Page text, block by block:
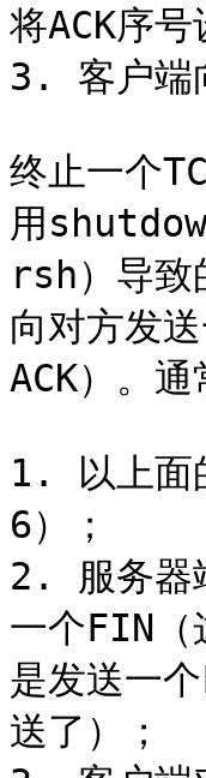
将ACK序
3. 客户端
终止一个
用
rsh）导致
向对方发
ACK）。
1. 以上面
6）；
2. 服务器
一个FIN（
是发送一
送了）；